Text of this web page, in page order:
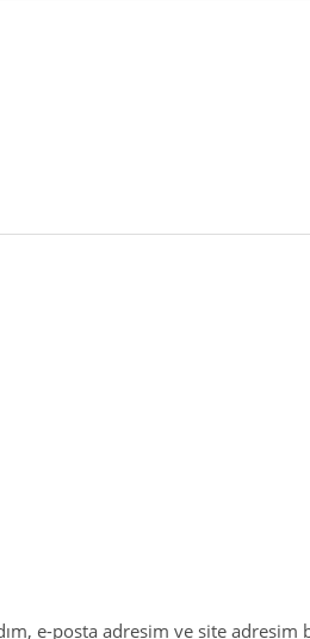
e-posta adresim ve site adresim